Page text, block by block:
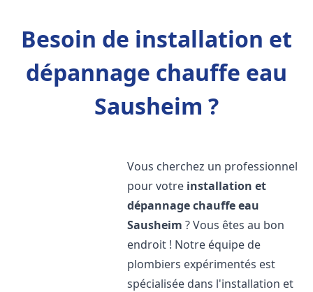
Besoin de installation et
dépannage chauffe eau
Sausheim ?
Vous cherchez un professionnel
pour votre installation et
dépannage chauffe eau
Sausheim ? Vous êtes au bon
endroit ! Notre équipe de
plombiers expérimentés est
spécialisée dans l'installation et